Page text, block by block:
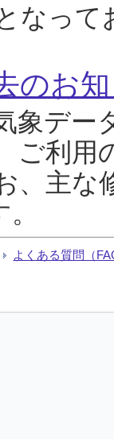
なっ
のお
象デー
ご利用
、主な
よくある質問（